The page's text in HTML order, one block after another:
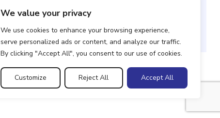
We value your privacy
We use cookies to enhance your browsing experience,
serve personalized ads or content, and analyze our traffic.
By clicking "Accept All", you consent to our use of cookies.
Customize Reject All Accept All
Carrefour Gbadago
info@nghcorp.info
RÉSEAUX SOCIAUX